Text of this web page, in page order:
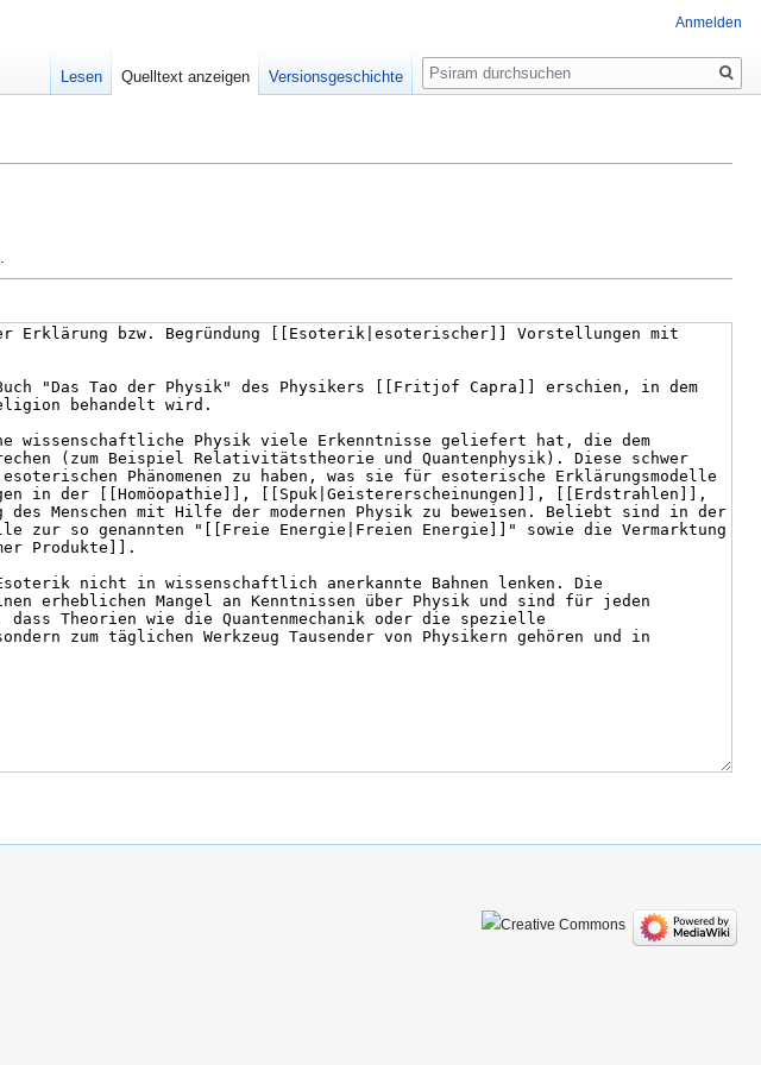
Anmelden
Lesen Quelltext anzeigen Versionsgeschichte
Suche